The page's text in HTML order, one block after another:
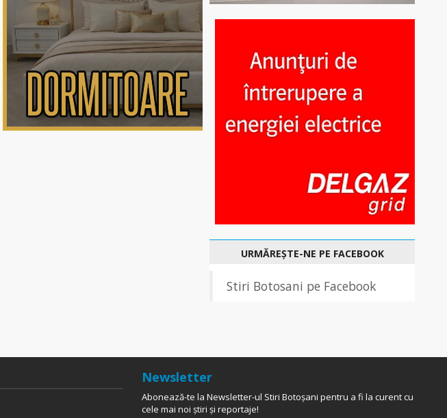
URMĂREȘTE-NE PE FACEBOOK
Stiri Botosani pe Facebook
Newsletter
Abonează-te la Newsletter-ul Stiri Botoșani pentru a fi la curent cu
cele mai noi știri și reportaje!